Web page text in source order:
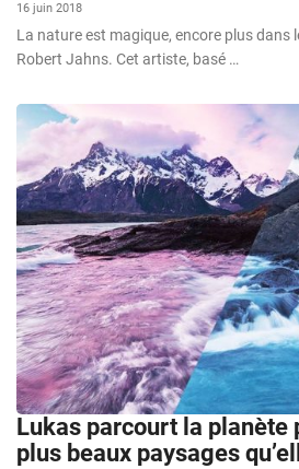
16 juin 2018
La nature est magique, encore plus dans
Robert Jahns. Cet artiste, basé …
Lukas parcourt la planète
plus beaux paysages